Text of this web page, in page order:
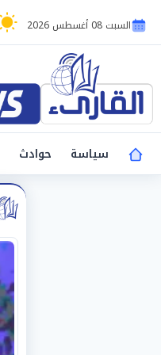
السبت 08 أغسطس 2026
سياسة
حوادث